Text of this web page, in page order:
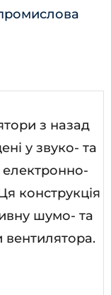
з назад
у звуко- та
електронно-
конструкція
шумо- та
вентилятора.